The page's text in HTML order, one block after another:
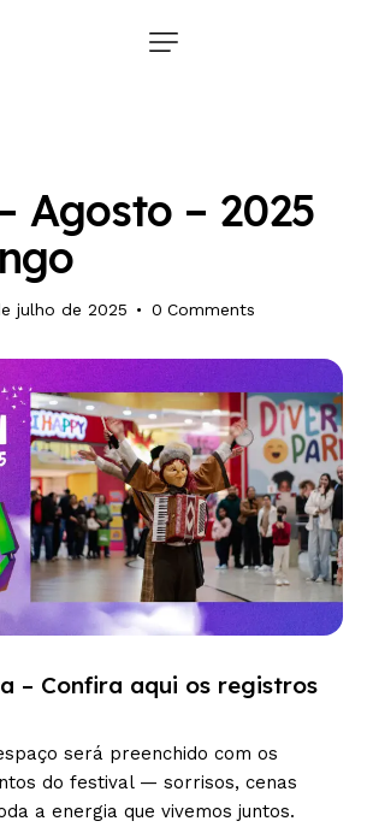
Agosto – 2025
julho de 2025 0 Comments
– Confira aqui os registros
será preenchido com os
do festival — sorrisos, cenas
a energia que vivemos juntos.